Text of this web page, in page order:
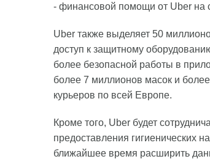
- финансовой помощи от Uber на
Uber также выделяет 50
доступ к защитному
более безопасной работы в
более 7 миллионов масок и
курьеров по всей Европе.
Кроме того, Uber будет
предоставления гигиенических
ближайшее время расширить